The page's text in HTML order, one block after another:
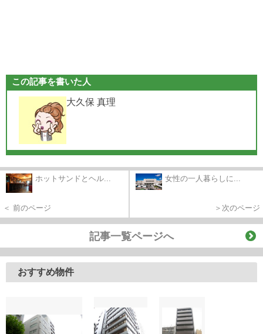
この記事を書いた人
大久保 真理
ホットサンドとヘル...
＜ 前のページ
女性の一人暮らしに...
＞次のページ
記事一覧ページへ
おすすめ物件